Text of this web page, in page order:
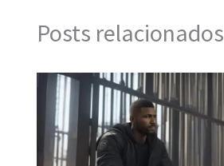
Posts relacionados